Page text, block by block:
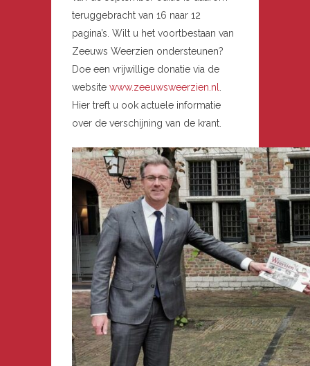
teruggebracht van 16 naar 12
pagina’s. Wilt u het voortbestaan van
Zeeuws Weerzien ondersteunen?
Doe een vrijwillige donatie via de
website www.zeeuwsweerzien.nl
Hier treft u ook actuele informatie
over de verschijning van de krant.